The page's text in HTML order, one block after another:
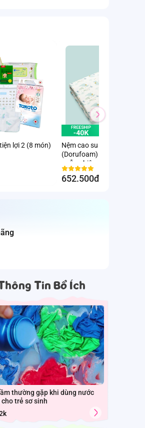
lợi 2 (8 món)
Nệm cao su thiên nhiên
(Dorufoam) - Giao hoạ tiết
ngẫu nhiên
652.500đ
Tin Bổ Ích
thường gặp khi dùng nước
cho trẻ sơ sinh